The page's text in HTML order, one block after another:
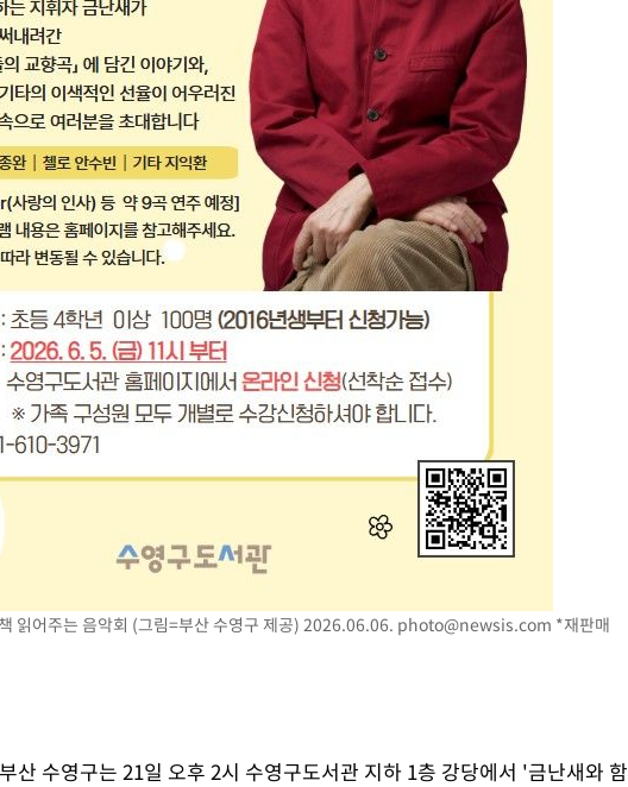
로 승리…정청래
김민석, 대구 정청래 승리
표 김민석 47.37%·정청래
표 정청래 47.82%·김민석
투표 김민석 승리…50.30%
의혹 심판 조사"
우승…데뷔 10년 차에 첫
엄친 구렁이 '소동'
톨루카에 1-0 승리(종합)
만 뛰고 슈팅 0개
…'전례 없는 특급대우'
본 폭염 저감시설 '온도차'
량폭탄 폭발 사건
읽어주는 음악회 (그림=부산 수영구 제공) 2026.06.06. photo@newsis.com *재판매
산 수영구는 21일 오후 2시 수영구도서관 지하 1층 강당에서 '금난새와 함